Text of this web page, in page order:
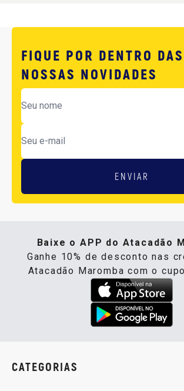
FIQUE POR DENTRO DAS
NOSSAS NOVIDADES
ENVIAR
Baixe o APP do Atacadão
Ganhe 10% de desconto nas
Atacadão Maromba com o
CATEGORIAS